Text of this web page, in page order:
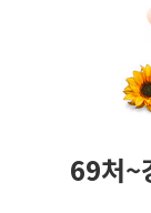
69처~